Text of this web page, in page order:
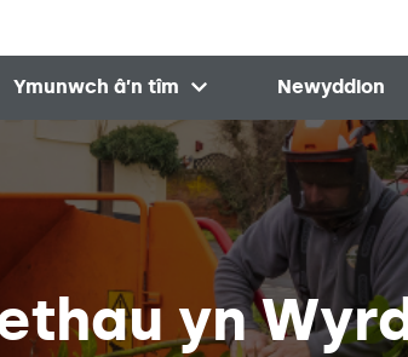
Ymunwch â’n tîm
Open menu
Newyddion
yn